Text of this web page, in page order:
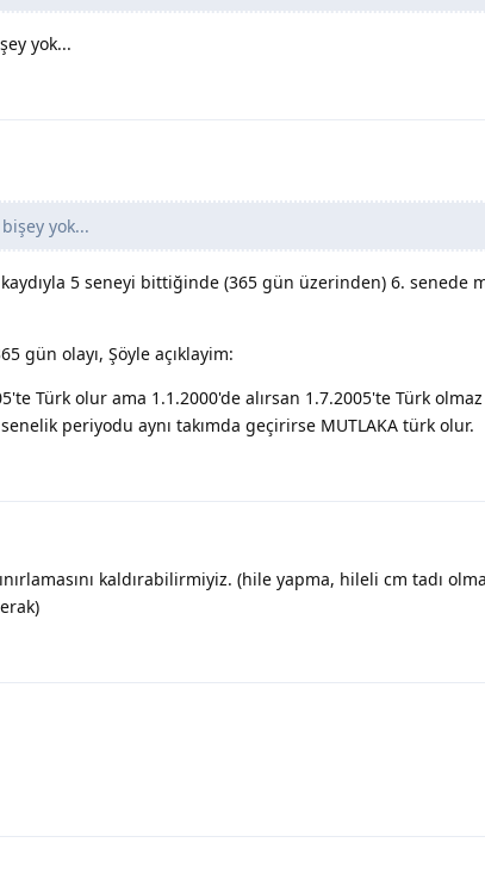
yok...
yok...
5 seneyi bittiğinde (365 gün üzerinden) 6. senede
gün olayı, Şöyle açıklayim:
Türk olur ama 1.1.2000'de alırsan 1.7.2005'te Türk
periyodu aynı takımda geçirirse MUTLAKA türk olur.
kaldırabilirmiyiz. (hile yapma, hileli cm tadı